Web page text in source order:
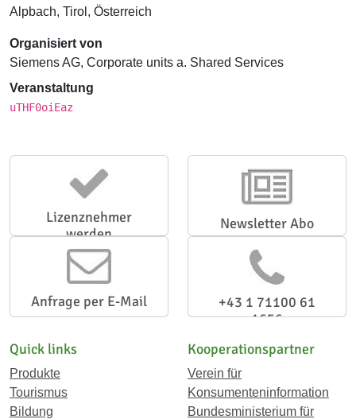
Alpbach, Tirol, Österreich
Organisiert von
Siemens AG, Corporate units a. Shared Services
Veranstaltung
uTHF0oiEaz
Lizenznehmer
werden
Newsletter Abo
Anfrage per E-Mail
+43 1 71100 61
1656
Quick links
Produkte
Tourismus
Bildung
Kooperationspartner
Verein für
Konsumenteninformation
Bundesministerium für